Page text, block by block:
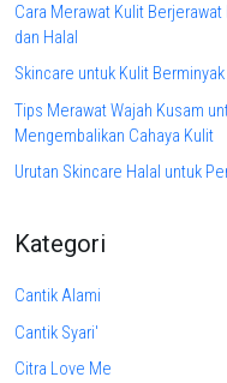
Cara Merawat Kulit
dan Halal
Skincare untuk Kulit
Tips Merawat Wajah Kusam
Mengembalikan Cahaya Kulit
Urutan Skincare Halal untuk
Kategori
Cantik Alami
Cantik Syari'
Citra Love Me